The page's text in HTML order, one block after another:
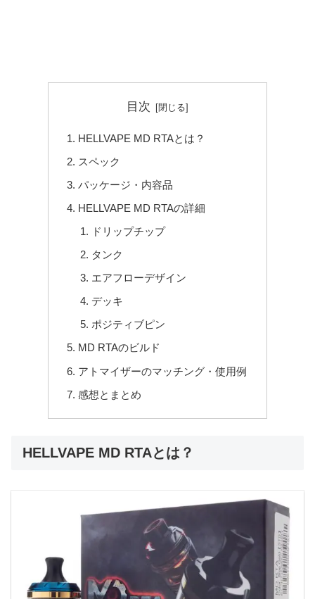
目次
HELLVAPE MD RTAとは？
スペック
パッケージ・内容品
HELLVAPE MD RTAの詳細
ドリップチップ
タンク
エアフローデザイン
デッキ
ポジティブピン
MD RTAのビルド
アトマイザーのマッチング・使用例
感想とまとめ
HELLVAPE MD RTAとは？